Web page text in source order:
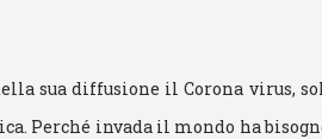
sua diffusione il Corona virus,
Perché invada il mondo ha